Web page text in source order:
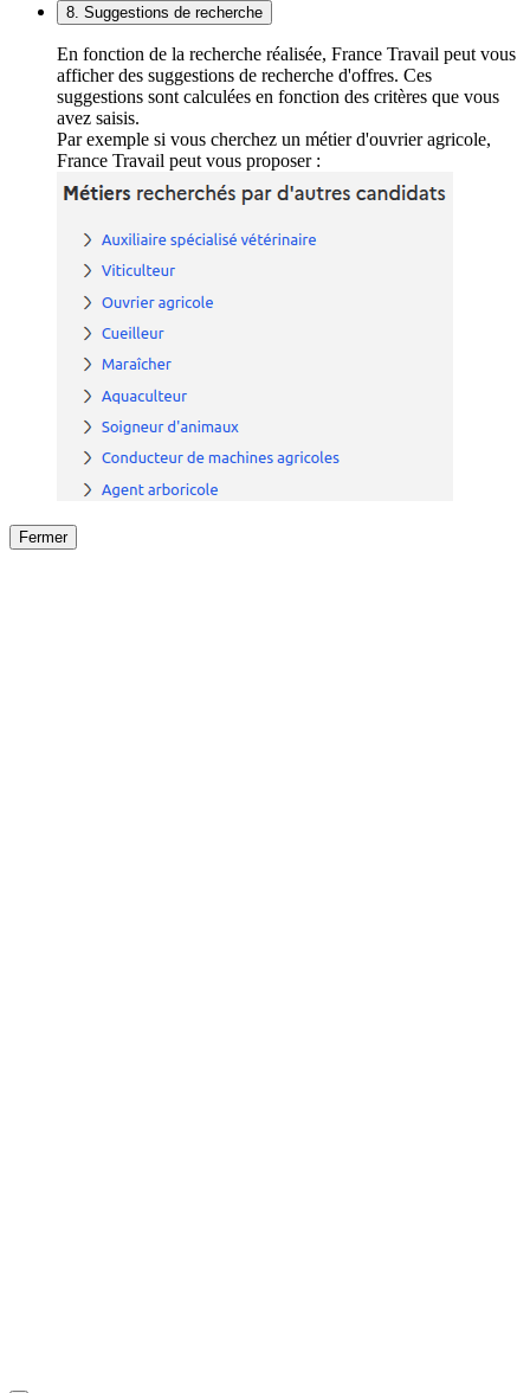
8. Suggestions de recherche
En fonction de la recherche réalisée, France Travail peut vous
afficher des suggestions de recherche d'offres. Ces
suggestions sont calculées en fonction des critères que vous
avez saisis.
Par exemple si vous cherchez un métier d'ouvrier agricole,
France Travail peut vous proposer :
Fermer